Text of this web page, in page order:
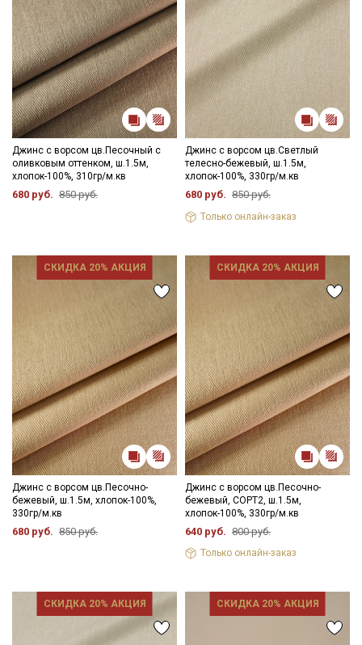
Джинс с ворсом цв.Песочный с
оливковым оттенком, ш.1.5м,
хлопок-100%, 310гр/м.кв
680 руб. 850 руб.
Джинс с ворсом цв.Светлый
телесно-бежевый, ш.1.5м,
хлопок-100%, 330гр/м.кв
680 руб. 850 руб.
Только онлайн-заказ
СКИДКА 20% АКЦИЯ
Джинс с ворсом цв.Песочно-
бежевый, ш.1.5м, хлопок-100%,
330гр/м.кв
680 руб. 850 руб.
СКИДКА 20% АКЦИЯ
Джинс с ворсом цв.Песочно-
бежевый, СОРТ2, ш.1.5м,
хлопок-100%, 330гр/м.кв
640 руб. 800 руб.
Только онлайн-заказ
СКИДКА 20% АКЦИЯ СКИДКА 20% АКЦИЯ